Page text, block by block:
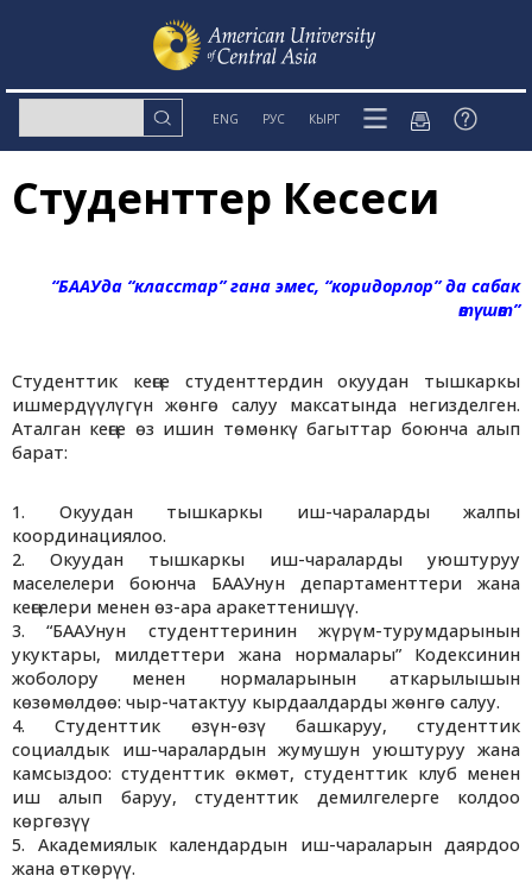
ENG РУС КЫРГ
Студенттер Кеңсеси
“БААУда “класстар” гана эмес, “коридорлор” да сабак
өтүшөт”
Студенттик кеңсе студенттердин окуудан тышкаркы
ишмердүүлүгүн жөнгө салуу максатында негизделген.
Аталган кеңсе өз ишин төмөнкү багыттар боюнча алып
барат:
1. Окуудан тышкаркы иш-чараларды жалпы
координациялоо.
2. Окуудан тышкаркы иш-чараларды уюштуруу
маселелери боюнча БААУнун департаменттери жана
кеңселери менен өз-ара аракеттенишүү.
3. “БААУнун студенттеринин жүрүм-турумдарынын
укуктары, милдеттери жана нормалары” Кодексинин
жоболору менен нормаларынын аткарылышын
көзөмөлдөө: чыр-чатактуу кырдаалдарды жөнгө салуу.
4. Студенттик өзүн-өзү башкаруу, студенттик
социалдык иш-чаралардын жумушун уюштуруу жана
камсыздоо: студенттик өкмөт, студенттик клуб менен
иш алып баруу, студенттик демилгелерге колдоо
көргөзүү
5. Академиялык календардын иш-чараларын даярдоо
жана өткөрүү.